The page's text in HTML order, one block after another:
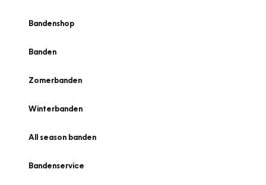
Bandenshop
Banden
Zomerbanden
Winterbanden
All season banden
Bandenservice